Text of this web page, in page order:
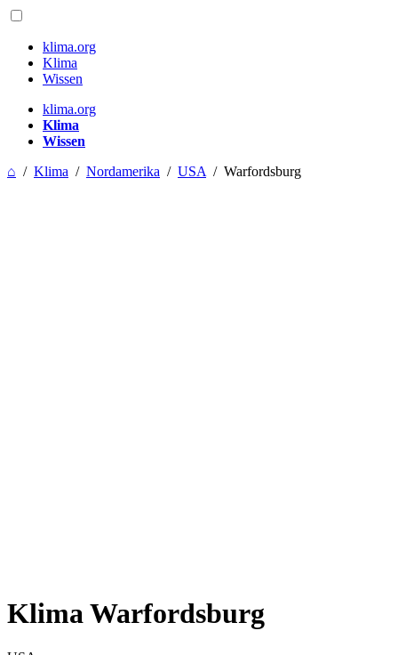
klima.org
Klima
Wissen
klima.org
Klima
Wissen
⌂ / Klima / Nordamerika / USA / Warfordsburg
Klima Warfordsburg